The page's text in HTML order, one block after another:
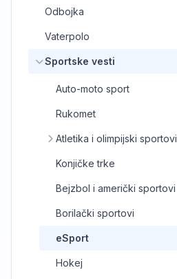
Odbojka
Vaterpolo
Sportske vesti
Auto-moto sport
Rukomet
Atletika i olimpijski sportovi
Konjičke trke
Bejzbol i američki sportovi
Borilački sportovi
eSport
Hokej